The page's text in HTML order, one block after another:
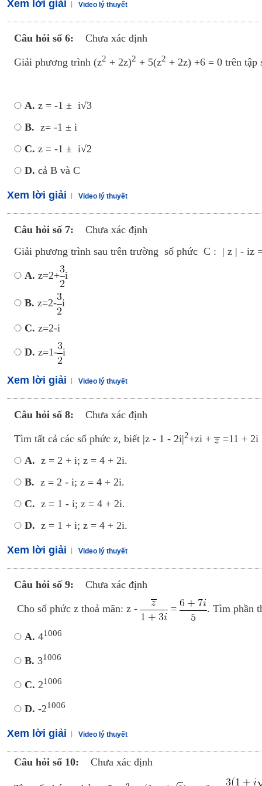
Xem lời giải Video lý thuyết
Câu hỏi số 6: Chưa xác định
Giải phương trình (z2 + 2z)2 + 5(z2 + 2z) +6 = 0 trên tập
A. z = -1 ± i√3
B. z= -1 ± i
C. z = -1 ± i√2
D. cả B và C
Xem lời giải Video lý thuyết
Câu hỏi số 7:
Chưa xác định
Giải phương trình sau trên trường số phức C : | z | - iz
A. z=2+ i
B. z=2- i
C. z=2-i
D. z=1- i
Xem lời giải Video lý thuyết
Câu hỏi số 8: Chưa xác định
Tìm tất cả các số phức z, biết |z - 1 - 2i|2+zi +
=11 + 2i
A. z = 2 + i; z = 4 + 2i.
B. z = 2 - i; z = 4 + 2i.
C. z = 1 - i; z = 4 + 2i.
D. z = 1 + i; z = 4 + 2i.
Xem lời giải Video lý thuyết
Câu hỏi số 9: Chưa xác định
Cho số phức z thoả mãn: z - = . Tìm phần
A. 41006
B. 31006
C. 21006
D. -21006
Xem lời giải Video lý thuyết
Câu hỏi số 10: Chưa xác định